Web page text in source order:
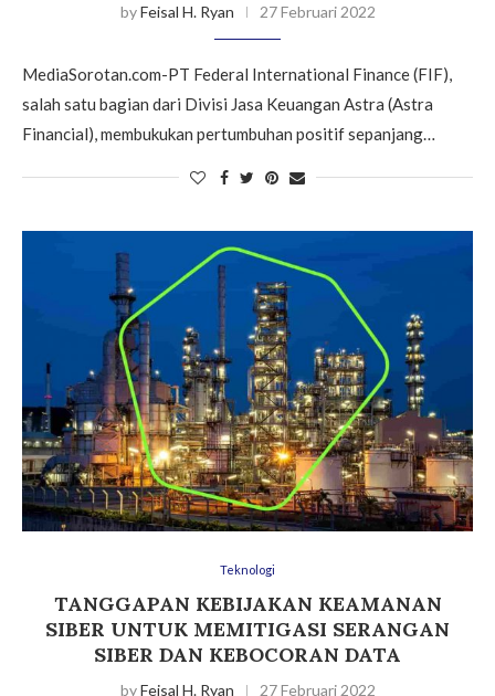
byFeisal H. Ryan 27 Februari 2022
MediaSorotan.com-PT Federal International Finance (FIF),
salah satu bagian dari Divisi Jasa Keuangan Astra (Astra
Financial), membukukan pertumbuhan positif sepanjang…
Teknologi
TANGGAPAN KEBIJAKAN KEAMANAN
SIBER UNTUK MEMITIGASI SERANGAN
SIBER DAN KEBOCORAN DATA
byFeisal H. Ryan 27 Februari 2022